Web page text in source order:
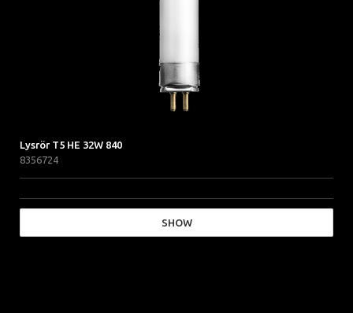
Lysrör T5 HE 32W 840
8356724
SHOW